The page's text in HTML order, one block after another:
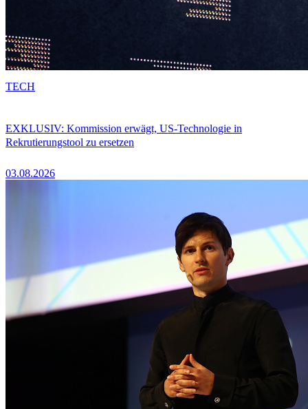
EXKLUSIV: Kommission erwägt, US-Technologie in
Rekrutierungstool zu ersetzen
03.08.2026
TECH